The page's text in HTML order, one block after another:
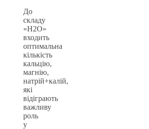
До
складу
«Н2О»
входить
оптимальна
кількість
кальцію,
магнію,
натрій+калій,
які
відіграють
важливу
роль
у